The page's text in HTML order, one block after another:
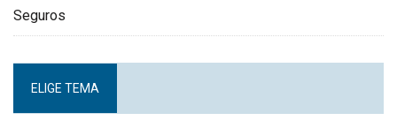
Seguros
ELIGE TEMA